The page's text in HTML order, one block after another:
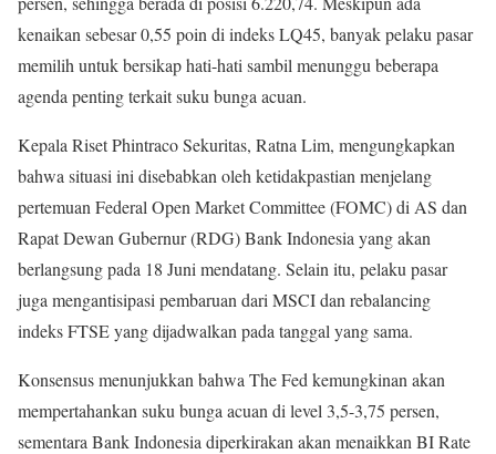
kenaikan sebesar 0,55 poin di indeks LQ45, banyak pelaku pasar
memilih untuk bersikap hati-hati sambil menunggu beberapa
agenda penting terkait suku bunga acuan.
Kepala Riset Phintraco Sekuritas, Ratna Lim, mengungkapkan
bahwa situasi ini disebabkan oleh ketidakpastian menjelang
pertemuan Federal Open Market Committee (FOMC) di AS dan
Rapat Dewan Gubernur (RDG) Bank Indonesia yang akan
berlangsung pada 18 Juni mendatang. Selain itu, pelaku pasar
juga mengantisipasi pembaruan dari MSCI dan rebalancing
indeks FTSE yang dijadwalkan pada tanggal yang sama.
Konsensus menunjukkan bahwa The Fed kemungkinan akan
mempertahankan suku bunga acuan di level 3,5-3,75 persen,
sementara Bank Indonesia diperkirakan akan menaikkan BI Rate